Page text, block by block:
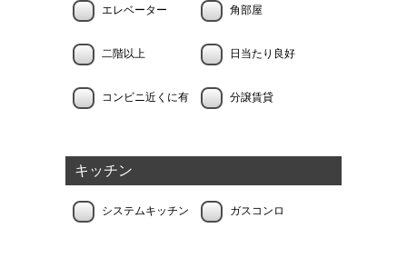
エレベーター 角部屋
二階以上 日当たり良好
コンビニ近くに有 分譲賃貸
キッチン
システムキッチン ガスコンロ